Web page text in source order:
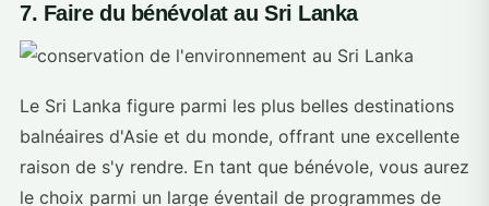
7. Faire du bénévolat au Sri Lanka
Le Sri Lanka figure parmi les plus belles destinations
balnéaires d'Asie et du monde, offrant une excellente
raison de s'y rendre. En tant que bénévole, vous aurez
le choix parmi un large éventail de programmes de